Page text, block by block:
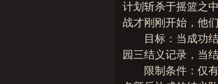
计划斩杀于摇篮之
战才刚刚开始，他
目标：当成功结
园三结义记录，当
限制条件：仅有